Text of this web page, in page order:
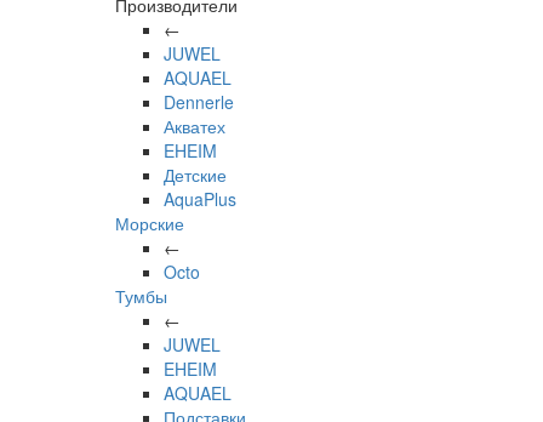
Производители
←
JUWEL
AQUAEL
Dennerle
Акватех
EHEIM
Детские
AquaPlus
Морские
←
Octo
Тумбы
←
JUWEL
EHEIM
AQUAEL
Подставки